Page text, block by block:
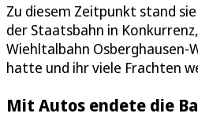
Zu diesem Zeitpunkt stand
der Staatsbahn in
Wiehltalbahn
hatte und ihr viele Frachten
Mit Autos endete die